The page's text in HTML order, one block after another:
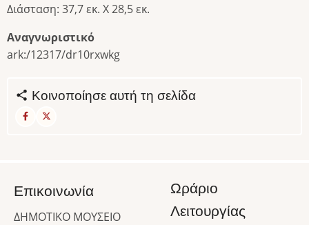
Διάσταση: 37,7 εκ. Χ 28,5 εκ.
Αναγνωριστικό
ark:/12317/dr10rxwkg
Κοινοποίησε αυτή τη σελίδα
Επικοινωνία
ΔΗΜΟΤΙΚΟ ΜΟΥΣΕΙΟ
Ωράριο
Λειτουργίας